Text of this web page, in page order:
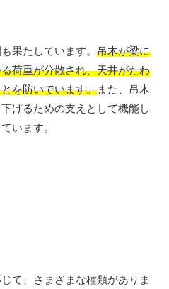
果たしています。 吊木が梁に
荷重が分散され、天井がたわ
を防いでいます。また、吊木
げるための支えとして機能し
います。
て、さまざまな種類がありま